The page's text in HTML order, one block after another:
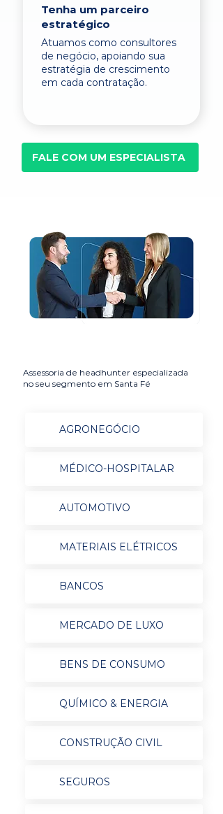
Tenha um parceiro
estratégico
Atuamos como consultores
de negócio, apoiando sua
estratégia de crescimento
em cada contratação.
FALE COM UM ESPECIALISTA
Assessoria de headhunter especializada
no seu segmento em Santa Fé
AGRONEGÓCIO
MÉDICO-HOSPITALAR
AUTOMOTIVO
MATERIAIS ELÉTRICOS
BANCOS
MERCADO DE LUXO
BENS DE CONSUMO
QUÍMICO & ENERGIA
CONSTRUÇÃO CIVIL
SEGUROS